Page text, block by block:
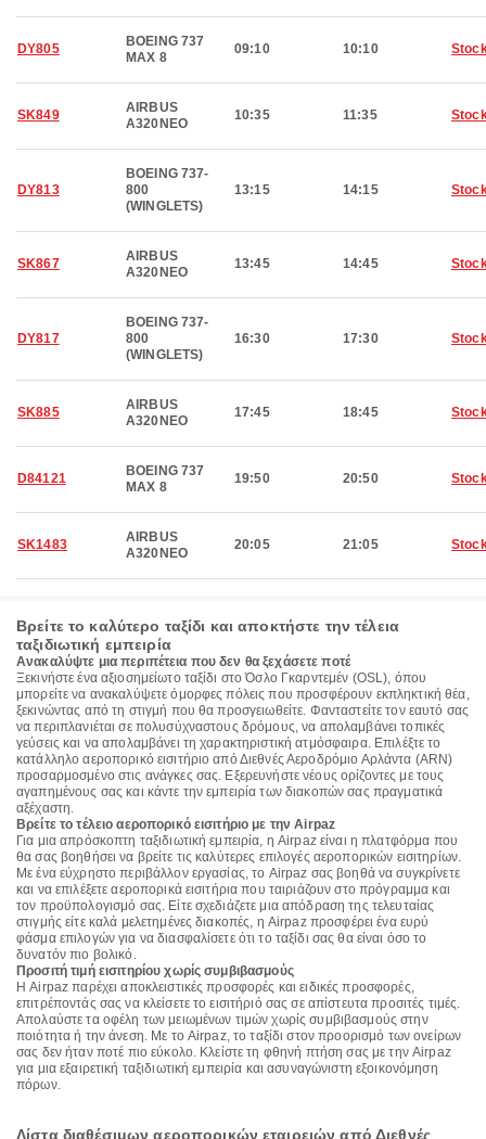
DY805
BOEING 737
MAX 8
09:10 10:10
SK849
AIRBUS
A320NEO
10:35 11:35
DY813
BOEING 737-
800
(WINGLETS)
13:15 14:15
SK867
AIRBUS
A320NEO
13:45 14:45
DY817
BOEING 737-
800
(WINGLETS)
16:30 17:30
SK885
AIRBUS
A320NEO
17:45 18:45
D84121
BOEING 737
MAX 8
19:50 20:50
SK1483
AIRBUS
A320NEO
20:05 21:05
Βρείτε το καλύτερο ταξίδι και αποκτήστε την τέλεια
ταξιδιωτική εμπειρία
Ανακαλύψτε μια περιπέτεια που δεν θα ξεχάσετε ποτέ
Ξεκινήστε ένα αξιοσημείωτο ταξίδι στο Όσλο Γκαρντεμέν (OSL), όπου
μπορείτε να ανακαλύψετε όμορφες πόλεις που προσφέρουν εκπληκτική θέα,
ξεκινώντας από τη στιγμή που θα προσγειωθείτε. Φανταστείτε τον εαυτό σας
να περιπλανιέται σε πολυσύχναστους δρόμους, να απολαμβάνει τοπικές
γεύσεις και να απολαμβάνει τη χαρακτηριστική ατμόσφαιρα. Επιλέξτε το
κατάλληλο αεροπορικό εισιτήριο από Διεθνές Αεροδρόμιο Αρλάντα (ARN)
προσαρμοσμένο στις ανάγκες σας. Εξερευνήστε νέους ορίζοντες με τους
αγαπημένους σας και κάντε την εμπειρία των διακοπών σας πραγματικά
αξέχαστη.
Βρείτε το τέλειο αεροπορικό εισιτήριο με την Airpaz
Για μια απρόσκοπτη ταξιδιωτική εμπειρία, η Airpaz είναι η πλατφόρμα που
θα σας βοηθήσει να βρείτε τις καλύτερες επιλογές αεροπορικών εισιτηρίων.
Με ένα εύχρηστο περιβάλλον εργασίας, το Airpaz σας βοηθά να συγκρίνετε
και να επιλέξετε αεροπορικά εισιτήρια που ταιριάζουν στο πρόγραμμα και
τον προϋπολογισμό σας. Είτε σχεδιάζετε μια απόδραση της τελευταίας
στιγμής είτε καλά μελετημένες διακοπές, η Airpaz προσφέρει ένα ευρύ
φάσμα επιλογών για να διασφαλίσετε ότι το ταξίδι σας θα είναι όσο το
δυνατόν πιο βολικό.
Προσιτή τιμή εισιτηρίου χωρίς συμβιβασμούς
Η Airpaz παρέχει αποκλειστικές προσφορές και ειδικές προσφορές,
επιτρέποντάς σας να κλείσετε το εισιτήριό σας σε απίστευτα προσιτές τιμές.
Απολαύστε τα οφέλη των μειωμένων τιμών χωρίς συμβιβασμούς στην
ποιότητα ή την άνεση. Με το Airpaz, το ταξίδι στον προορισμό των ονείρων
σας δεν ήταν ποτέ πιο εύκολο. Κλείστε τη φθηνή πτήση σας με την Airpaz
για μια εξαιρετική ταξιδιωτική εμπειρία και ασυναγώνιστη εξοικονόμηση
πόρων.
Λίστα διαθέσιμων αεροπορικών εταιρειών από Διεθνές